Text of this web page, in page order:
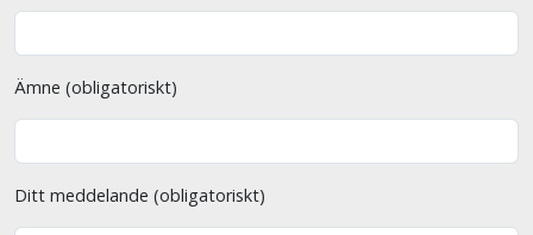
Ämne (obligatoriskt)
Ditt meddelande (obligatoriskt)